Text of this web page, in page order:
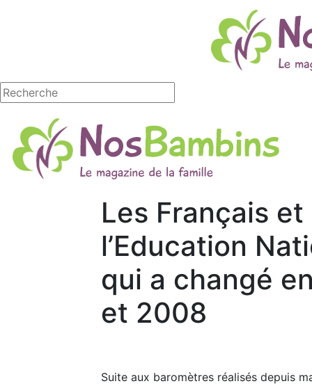
Les Français et
l’Education
qui a changé
et 2008
Suite aux baromètres réalisés depuis